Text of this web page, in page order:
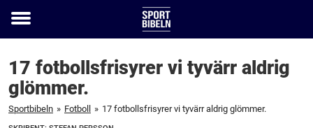
Toggle
17 fotbollsfrisyrer vi tyvärr aldrig
glömmer.
Sportbibeln » Fotboll » 17 fotbollsfrisyrer vi tyvärr aldrig glömmer.